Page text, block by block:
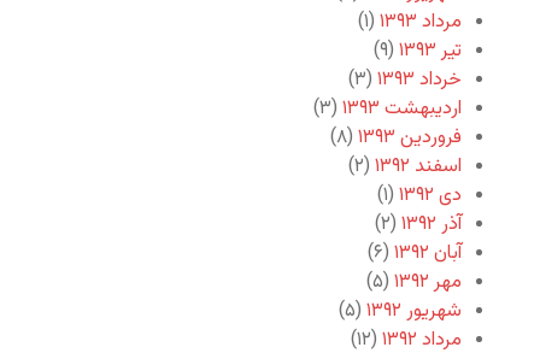
مرداد ۱۳۹۳
(۱)
تیر ۱۳۹۳
(۹)
خرداد ۱۳۹۳
(۳)
اردیبهشت ۱۳۹۳
(۳)
فروردین ۱۳۹۳
(۸)
اسفند ۱۳۹۲
(۲)
دی ۱۳۹۲
(۱)
آذر ۱۳۹۲
(۲)
آبان ۱۳۹۲
(۶)
مهر ۱۳۹۲
(۵)
شهریور ۱۳۹۲
(۵)
مرداد ۱۳۹۲
(۱۲)